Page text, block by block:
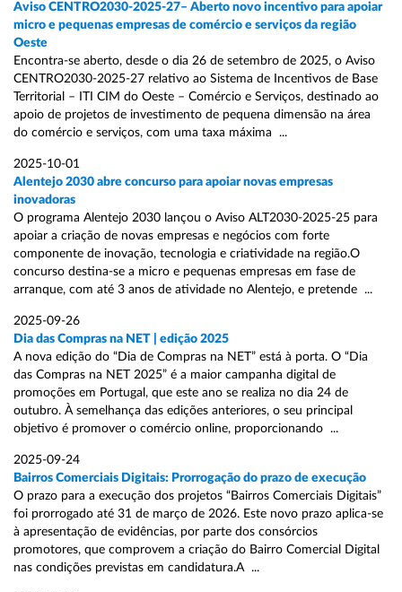
Aviso CENTRO2030-2025-27– Aberto novo incentivo para apoiar
micro e pequenas empresas de comércio e serviços da região
Oeste
Encontra-se aberto, desde o dia 26 de setembro de 2025, o Aviso
CENTRO2030-2025-27 relativo ao Sistema de Incentivos de Base
Territorial – ITI CIM do Oeste – Comércio e Serviços, destinado ao
apoio de projetos de investimento de pequena dimensão na área
do comércio e serviços, com uma taxa máxima ...
2025-10-01
Alentejo 2030 abre concurso para apoiar novas empresas
inovadoras
O programa Alentejo 2030 lançou o Aviso ALT2030-2025-25 para
apoiar a criação de novas empresas e negócios com forte
componente de inovação, tecnologia e criatividade na região.O
concurso destina-se a micro e pequenas empresas em fase de
arranque, com até 3 anos de atividade no Alentejo, e pretende ...
2025-09-26
Dia das Compras na NET | edição 2025
A nova edição do “Dia de Compras na NET” está à porta. O “Dia
das Compras na NET 2025” é a maior campanha digital de
promoções em Portugal, que este ano se realiza no dia 24 de
outubro. À semelhança das edições anteriores, o seu principal
objetivo é promover o comércio online, proporcionando ...
2025-09-24
Bairros Comerciais Digitais: Prorrogação do prazo de execução
O prazo para a execução dos projetos “Bairros Comerciais Digitais”
foi prorrogado até 31 de março de 2026. Este novo prazo aplica-se
à apresentação de evidências, por parte dos consórcios
promotores, que comprovem a criação do Bairro Comercial Digital
nas condições previstas em candidatura.A ...